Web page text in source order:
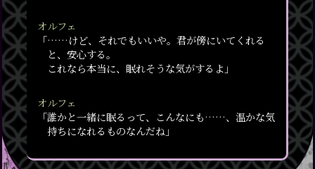
オルフェ
「……けど、それでもいいや。君が傍にいてくれる
と、安心する。
これなら本当に、眠れそうな気がするよ」
オルフェ
「誰かと一緒に眠るって、こんなにも……、温かな気
持ちになれるものなんだね」